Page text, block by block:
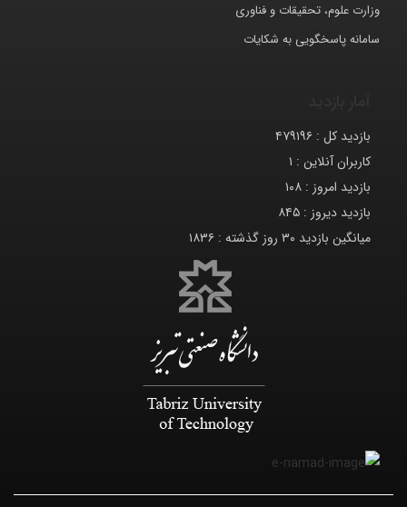
وزارت علوم، تحقیقات و فناوری
سامانه پاسخگویی به شکایات
بازدید کل : ۴۷۹۱۹۶
کاربران آنلاین : ۱
بازدید امروز : ۱۰۸
بازدید دیروز : ۸۴۵
میانگین بازدید ۳۰ روز گذشته :
۱۸۳۶